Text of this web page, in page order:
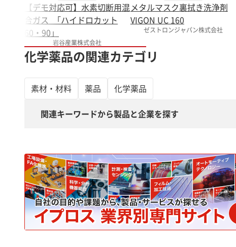
【デモ対応可】水素切断用混
合ガス ｢ハイドロカット
60・90」
岩谷産業株式会社
メタルマスク裏拭き洗浄剤
VIGON UC 160
ゼストロンジャパン株式会社
化学薬品の関連カテゴリ
素材・材料 薬品 化学薬品
関連キーワードから製品と企業を探す